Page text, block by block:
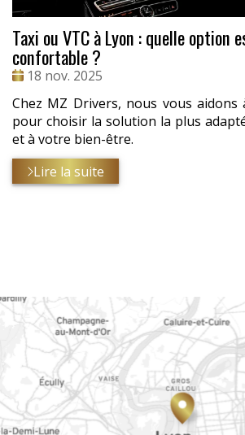
Taxi ou VTC à Lyon : quelle option
confortable ?
Date
18 nov. 2025
Chez MZ Drivers, nous vous
pour choisir la solution la plus
et à votre bien-être.
Lire la suite